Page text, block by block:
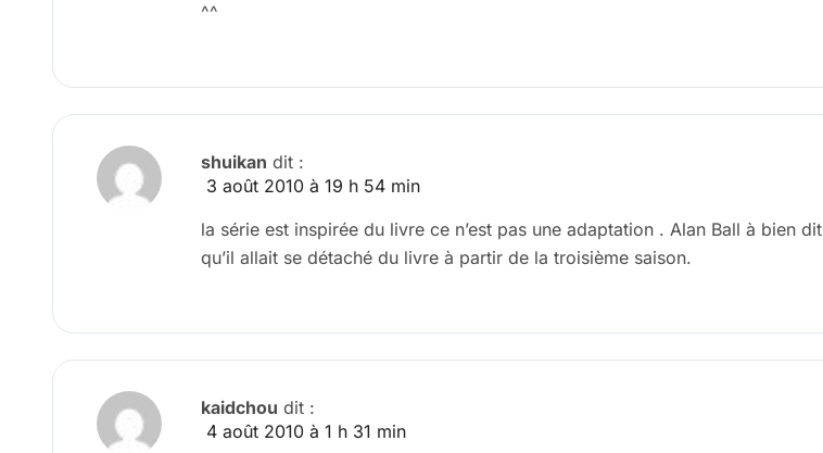
^^
shuikan dit :
3 août 2010 à 19 h 54 min
la série est inspirée du livre ce n’est pas une adaptation . Alan Ball à bien dit
qu’il allait se détaché du livre à partir de la troisième saison.
kaidchou dit :
4 août 2010 à 1 h 31 min